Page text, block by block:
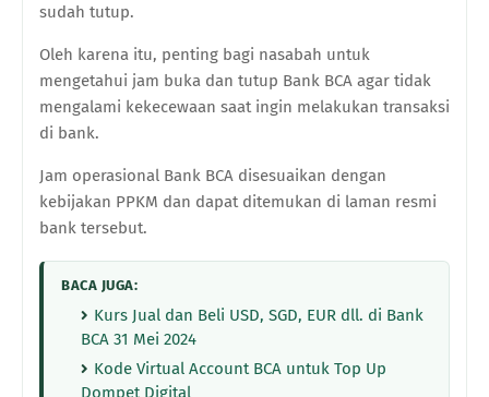
sudah tutup.
Oleh karena itu, penting bagi nasabah untuk
mengetahui jam buka dan tutup Bank BCA agar tidak
mengalami kekecewaan saat ingin melakukan transaksi
di bank.
Jam operasional Bank BCA disesuaikan dengan
kebijakan PPKM dan dapat ditemukan di laman resmi
bank tersebut.
BACA JUGA:
Kurs Jual dan Beli USD, SGD, EUR dll. di Bank
BCA 31 Mei 2024
Kode Virtual Account BCA untuk Top Up
Dompet Digital